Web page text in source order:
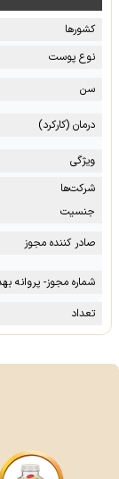
کشور‌ها
نوع پوست
سن
درمان (کارکرد)
ویژگی
شرکت‌ها
جنسیت
صادر کننده مجوز
شماره مجوز- پروانه
تعداد